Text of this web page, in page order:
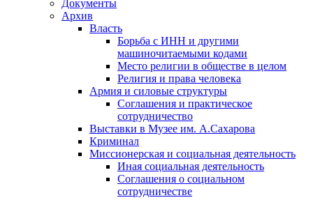
Документы
Архив
Власть
Борьба с ИНН и другими
машиночитаемыми кодами
Место религии в обществе в целом
Религия и права человека
Армия и силовые структуры
Соглашения и практическое
сотрудничество
Выставки в Музее им. А.Сахарова
Криминал
Миссионерская и социальная деятельность
Иная социальная деятельность
Соглашения о социальном
сотрудничестве